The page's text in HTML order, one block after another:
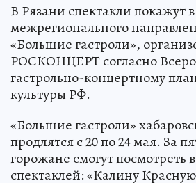
В Рязани спектакли покажут
межрегионального
«Большие гастроли»,
РОСКОНЦЕРТ согласно
гастрольно-концертному
культуры РФ.
«Большие гастроли»
продлятся с 20 по 24 мая. За
горожане смогут посмотреть
спектаклей: «Калину